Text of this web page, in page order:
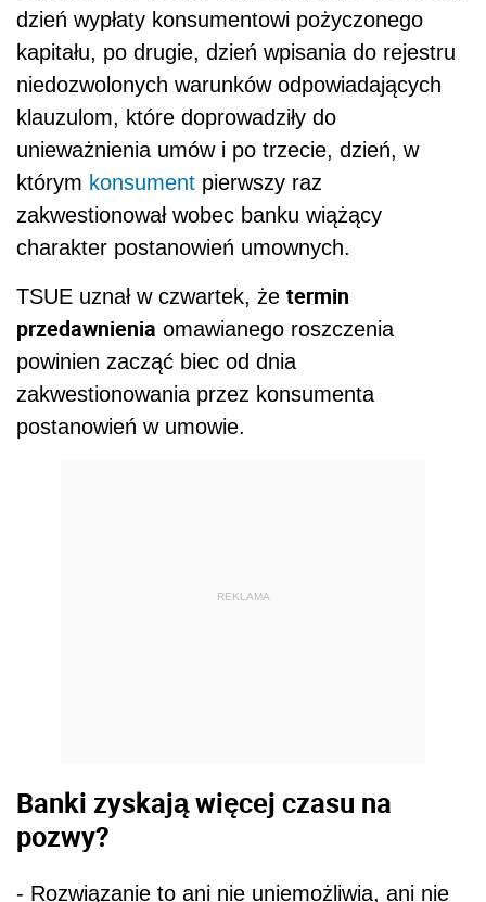
dzień wypłaty konsumentowi pożyczonego
kapitału, po drugie, dzień wpisania do rejestru
niedozwolonych warunków odpowiadających
klauzulom, które doprowadziły do
unieważnienia umów i po trzecie, dzień, w
którym konsument pierwszy raz
zakwestionował wobec banku wiążący
charakter postanowień umownych.
TSUE uznał w czwartek, że termin
przedawnienia omawianego roszczenia
powinien zacząć biec od dnia
zakwestionowania przez konsumenta
postanowień w umowie.
REKLAMA
Banki zyskają więcej czasu na
pozwy?
- Rozwiązanie to ani nie uniemożliwia, ani nie